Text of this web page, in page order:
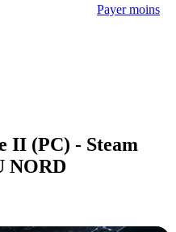
Payer moins
II (PC) - Steam
NORD